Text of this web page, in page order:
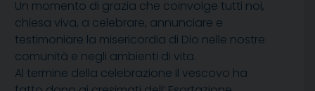
Un momento di grazia che coinvolge tutti noi,
chiesa viva, a celebrare, annunciare e
testimoniare la misericordia di Dio nelle nostre
comunità e negli ambienti di vita.
Al termine della celebrazione il vescovo ha